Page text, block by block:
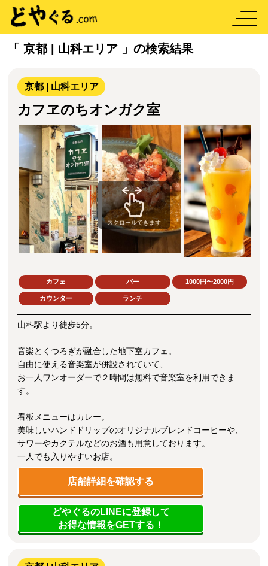
「 京都 | 山科エリア 」の検索結果
京都 | 山科エリア
カフヱのちオンガク室
スクロールできます
カフェ バー 1000円〜2000円
カウンター ランチ
山科駅より徒歩5分。
音楽とくつろぎが融合した地下室カフェ。
自由に使える音楽室が併設されていて、
お一人ワンオーダーで２時間は無料で音楽室を利用できま
す。
看板メニューはカレー。
美味しいハンドドリップのオリジナルブレンドコーヒーや、
サワーやカクテルなどのお酒も用意しております。
一人でも入りやすいお店。
店舗詳細を確認する
どやぐるのLINEに登録して
お得な情報をGETする！